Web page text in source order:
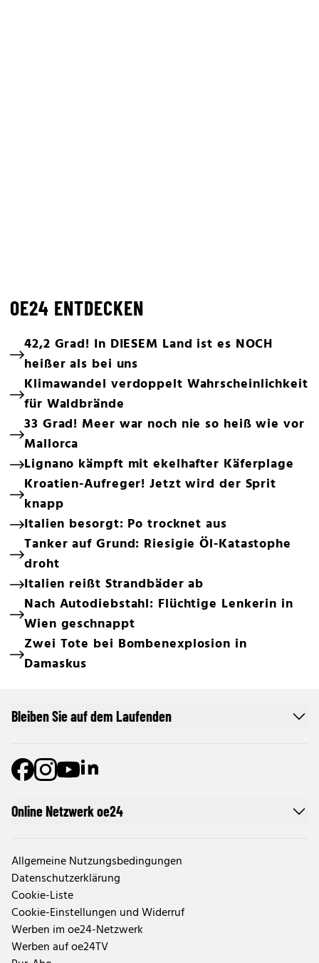
OE24 ENTDECKEN
42,2 Grad! In DIESEM Land ist es NOCH
heißer als bei uns
Klimawandel verdoppelt Wahrscheinlichkeit
für Waldbrände
33 Grad! Meer war noch nie so heiß wie vor
Mallorca
Lignano kämpft mit ekelhafter Käferplage
Kroatien-Aufreger! Jetzt wird der Sprit
knapp
Italien besorgt: Po trocknet aus
Tanker auf Grund: Riesigie Öl-Katastophe
droht
Italien reißt Strandbäder ab
Nach Autodiebstahl: Flüchtige Lenkerin in
Wien geschnappt
Zwei Tote bei Bombenexplosion in
Damaskus
Online Netzwerk oe24
Allgemeine Nutzungsbedingungen
Datenschutzerklärung
Cookie-Liste
Cookie-Einstellungen und Widerruf
Werben im oe24-Netzwerk
Werben auf oe24TV
Bleiben Sie auf dem Laufenden